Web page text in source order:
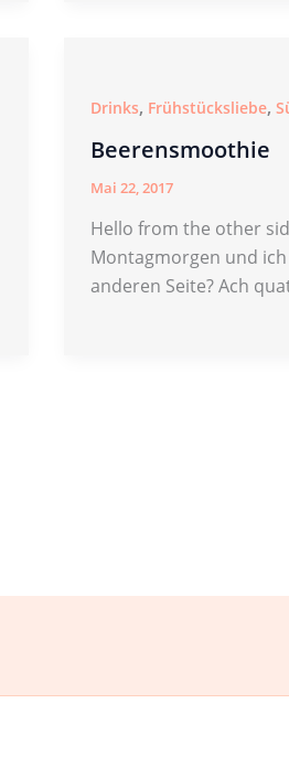
Drinks, Frühstücksliebe,
Beerensmoothie
Mai 22, 2017
Hello from the other
Montagmorgen und
anderen Seite? Ach